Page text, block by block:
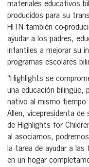
materiales educativos
producidos para su
HITN también co-
ayudar a los padres,
infantiles a mejorar su
programas escolares
“Highlights se
una educación bilingüe,
nativo al mismo tiempo
Allen, vicepresidenta de
de Highlights for
al asociarnos,
la tarea de ayudar a las
en un hogar